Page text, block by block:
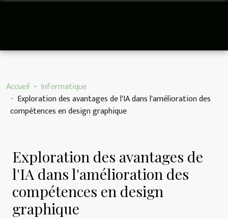
Accueil
Informatique
Exploration des avantages de l'IA dans l'amélioration des
compétences en design graphique
Exploration des avantages de
l'IA dans l'amélioration des
compétences en design
graphique